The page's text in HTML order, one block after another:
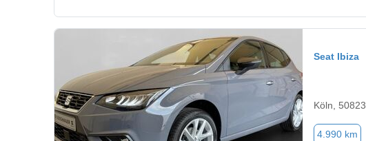
Seat Ibiza
Köln, 50823
4.990 km